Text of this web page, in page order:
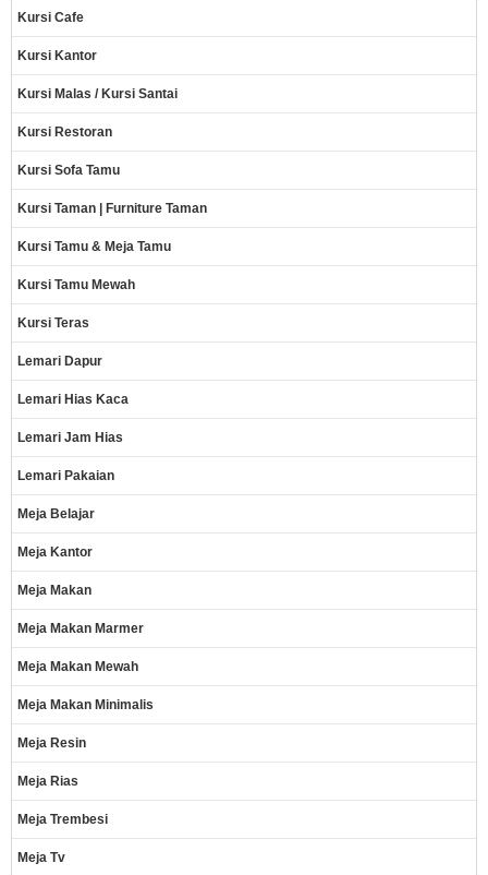
Kursi Cafe
Kursi Kantor
Kursi Malas / Kursi Santai
Kursi Restoran
Kursi Sofa Tamu
Kursi Taman | Furniture Taman
Kursi Tamu & Meja Tamu
Kursi Tamu Mewah
Kursi Teras
Lemari Dapur
Lemari Hias Kaca
Lemari Jam Hias
Lemari Pakaian
Meja Belajar
Meja Kantor
Meja Makan
Meja Makan Marmer
Meja Makan Mewah
Meja Makan Minimalis
Meja Resin
Meja Rias
Meja Trembesi
Meja Tv